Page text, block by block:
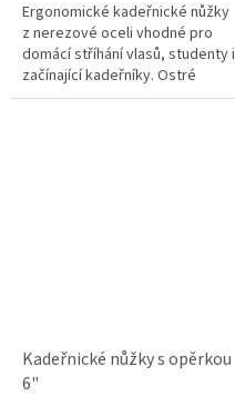
Ergonomické kadeřnické nůžky
z nerezové oceli vhodné pro
domácí stříhání vlasů, studenty i
začínající kadeřníky. Ostré
čepele, lehká konstrukce a
Kadeřnické nůžky s opěrkou
6"